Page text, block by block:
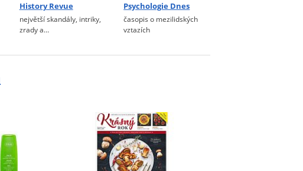
History Revue
největší skandály, intriky,
zrady a…
Psychologie Dnes
časopis o mezilidských
vztazích